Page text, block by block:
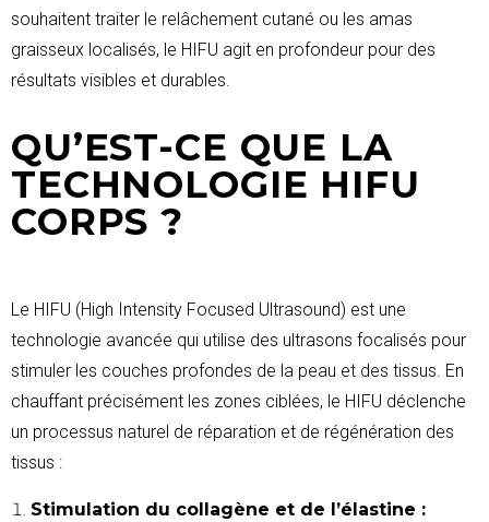
souhaitent traiter le relâchement cutané ou les amas
graisseux localisés, le HIFU agit en profondeur pour des
résultats visibles et durables.
QU’EST-CE QUE LA
TECHNOLOGIE HIFU
CORPS ?
Le HIFU (High Intensity Focused Ultrasound) est une
technologie avancée qui utilise des ultrasons focalisés pour
stimuler les couches profondes de la peau et des tissus. En
chauffant précisément les zones ciblées, le HIFU déclenche
un processus naturel de réparation et de régénération des
tissus :
Stimulation du collagène et de l’élastine :